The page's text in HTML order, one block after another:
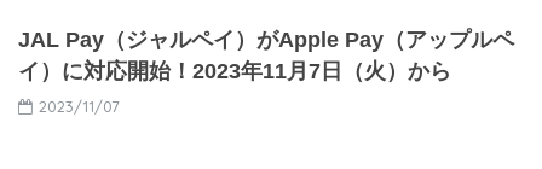
JAL Pay（ジャルペイ）がApple Pay（アップルペ
イ）に対応開始！2023年11月7日（火）から
2023/11/07